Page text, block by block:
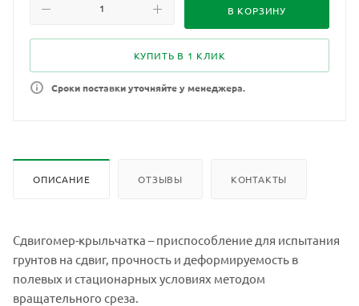
В КОРЗИНУ
КУПИТЬ В 1 КЛИК
Сроки поставки уточняйте у менеджера.
ОПИСАНИЕ ОТЗЫВЫ КОНТАКТЫ
Сдвигомер-крыльчатка – приспособление для испытания
грунтов на сдвиг, прочность и деформируемость в
полевых и стационарных условиях методом
вращательного среза.